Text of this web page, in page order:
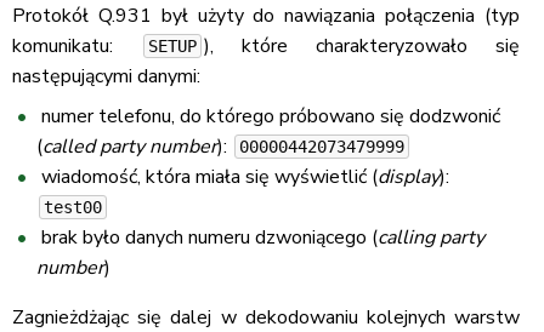
Protokół Q.931 był użyty do nawiązania połączenia (typ
komunikatu:
SETUP ), które charakteryzowało się
następującymi danymi:
numer telefonu, do którego próbowano się dodzwonić
(called party number): 00000442073479999
wiadomość, która miała się wyświetlić (display):
test00
brak było danych numeru dzwoniącego (calling party
number)
Zagnieżdżając się dalej w dekodowaniu kolejnych warstw